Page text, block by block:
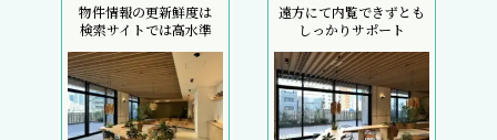
物件情報の更新鮮度は
検索サイトでは高水準
遠方にて内覧できずとも
しっかりサポート